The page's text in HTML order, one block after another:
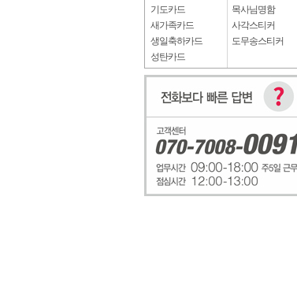
기도카드
새가족카드
생일축하카드
성탄카드
목사님명함
사각스티커
도무송스티커